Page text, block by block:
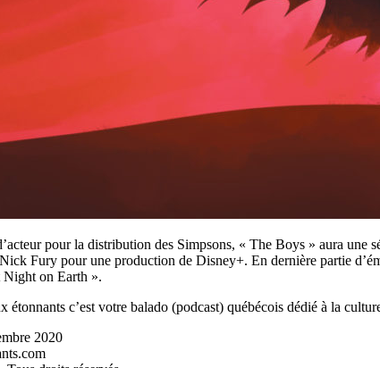
pour la distribution des Simpsons, « The Boys » aura
Fury pour une production de Disney+. En dernière partie
on Earth ».
étonnants c’est votre balado (podcast) québécois dédié à la
2020